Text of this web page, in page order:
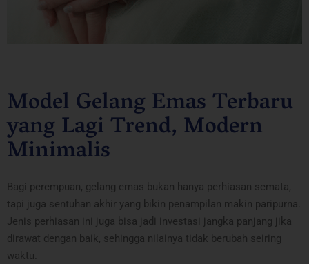
Model Gelang Emas Terbaru
yang Lagi Trend, Modern
Minimalis
Bagi perempuan, gelang emas bukan hanya perhiasan semata,
tapi juga sentuhan akhir yang bikin penampilan makin paripurna.
Jenis perhiasan ini juga bisa jadi investasi jangka panjang jika
dirawat dengan baik, sehingga nilainya tidak berubah seiring
waktu.